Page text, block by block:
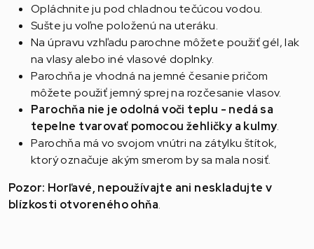
Opláchnite ju pod chladnou tečúcou vodou.
Sušte ju voľne položenú na uteráku.
Na úpravu vzhľadu parochne môžete použiť gél, lak
na vlasy alebo iné vlasové doplnky.
Parochňa je vhodná na jemné česanie pričom
môžete použiť jemný sprej na rozčesanie vlasov.
Parochňa nie je odolná voči teplu - nedá sa
tepelne tvarovať pomocou žehličky a kulmy.
Parochňa má vo svojom vnútri na zátylku štítok,
ktorý označuje akým smerom by sa mala nosiť.
Pozor: Horľavé, nepoužívajte ani neskladujte v
blízkosti otvoreného ohňa.